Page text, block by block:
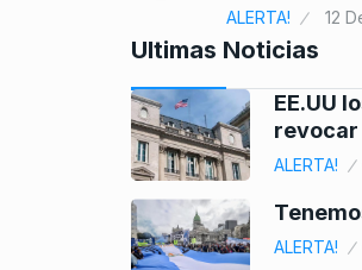
ALERTA! 12
Ultimas Noticias
EE.UU
revocar
ALERTA!
ALERTA!